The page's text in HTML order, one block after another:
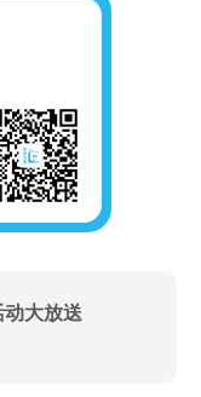
大放送